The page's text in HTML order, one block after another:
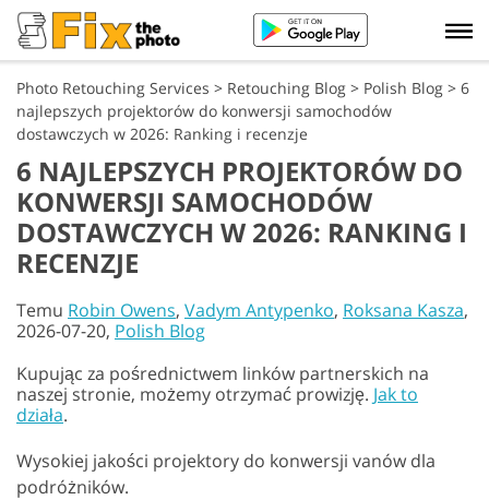
Photo Retouching Services > Retouching Blog > Polish Blog > 6
najlepszych projektorów do konwersji samochodów
dostawczych w 2026: Ranking i recenzje
6 NAJLEPSZYCH PROJEKTORÓW DO
KONWERSJI SAMOCHODÓW
DOSTAWCZYCH W 2026: RANKING I
RECENZJE
Temu Robin Owens, Vadym Antypenko, Roksana Kasza,
2026-07-20, Polish Blog
Kupując za pośrednictwem linków partnerskich na
naszej stronie, możemy otrzymać prowizję. Jak to
działa.
Wysokiej jakości projektory do konwersji vanów dla
podróżników.